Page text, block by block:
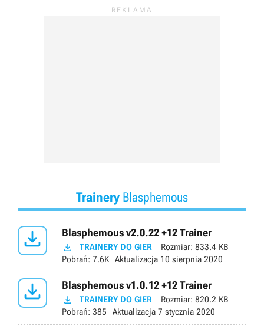
Trainery Blasphemous
 Blasphemous v2.0.22 +12 Trainer
 TRAINERY DO GIER Rozmiar: 833.4 KB
Pobrań: 7.6K Aktualizacja 10 sierpnia 2020
 Blasphemous v1.0.12 +12 Trainer
 TRAINERY DO GIER Rozmiar: 820.2 KB
Pobrań: 385 Aktualizacja 7 stycznia 2020